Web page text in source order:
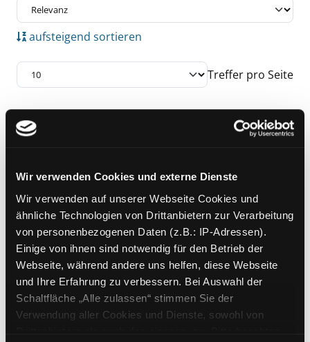
Wir verwenden Cookies und externe Dienste
Wir verwenden auf unserer Webseite Cookies und
ähnliche Technologien von Drittanbietern zur Verarbeitung
von personenbezogenen Daten (z.B.: IP-Adressen).
Einige von ihnen sind notwendig für den Betrieb der
Webseite, während andere uns helfen, diese Webseite
und Ihre Erfahrung zu verbessern. Bei Auswahl der
Schaltfläche „Alle zulassen“ stimmen Sie der
Verwendung aller Cookies und Dienste, sowohl von
aufsteigend sortieren
Treffer pro Seite
Suchergebnis
Zu den Suchfiltern springen
hatte
Verfasser: Künzel, Hanna;Schmitz,
Günter
Jahr:2004
Übergeordnetes Werk:Alle deine
Zähne!
Zu den Suchfiltern springen
Sortieren nach